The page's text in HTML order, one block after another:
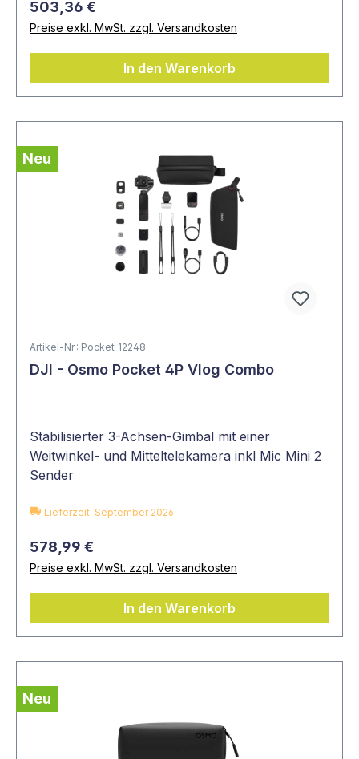
Steuerungsmöglichkeiten und Modi
Kompatibilität mit Kamera- und
Objektivsystemen
In unserem Shop finden Sie eine große
Auswahl an Gimbals für professionelle
Anwendungen. Entdecken Sie aktuelle
Modelle und finden Sie die passende
Stabilisierungslösung für Ihre Produktion.
503,36 €
Preise exkl. MwSt. zzgl. Versandkosten
In den Warenkorb
Neu
Artikel-Nr.: Pocket_12248
DJI - Osmo Pocket 4P Vlog Combo
Stabilisierter 3-Achsen-Gimbal mit einer
Weitwinkel- und Mitteltelekamera inkl Mic Mini 2
Sender
Lieferzeit: September 2026
578,99 €
Preise exkl. MwSt. zzgl. Versandkosten
In den Warenkorb
Neu